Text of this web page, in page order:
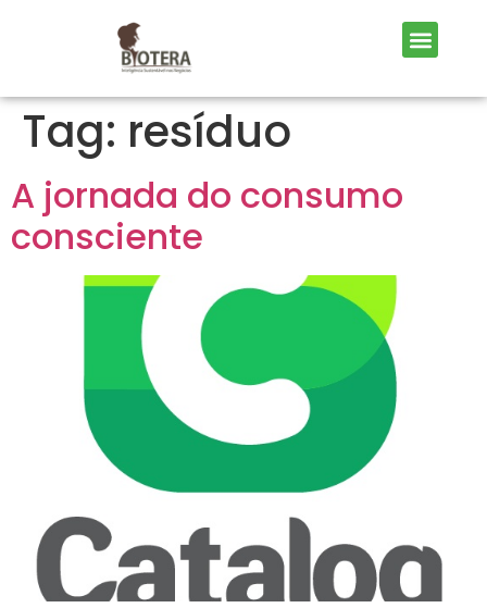
Tag: resíduo
A jornada do consumo
consciente